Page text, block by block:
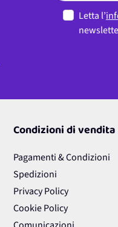
Letta l’
Condizioni di vendita
Pagamenti & Condizioni
Spedizioni
Privacy Policy
Cookie Policy